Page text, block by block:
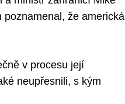
poznamenal, že americká
v procesu její
neupřesnili, s kým